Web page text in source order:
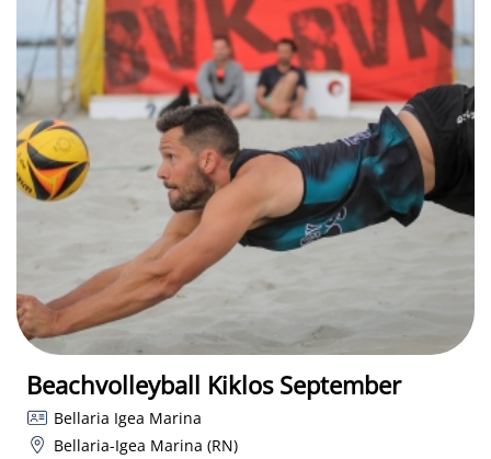
Beachvolleyball Kiklos September
Bellaria Igea Marina
Bellaria-Igea Marina (RN)